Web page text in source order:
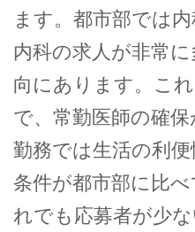
ます。都市部では
内科の求人が非常
向にあります。こ
で、常勤医師の確
勤務では生活の利
条件が都市部に比
れでも応募者が少